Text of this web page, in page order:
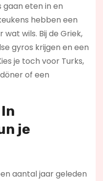
gaan eten in en
hebben een
wils. Bij de Griek,
gyros krijgen en een
je toch voor Turks,
of een
je
aantal jaar geleden